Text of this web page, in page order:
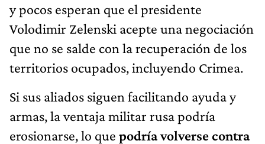
y pocos esperan que el presidente
Volodimir Zelenski acepte una negociación
que no se salde con la recuperación de los
territorios ocupados, incluyendo Crimea.
Si sus aliados siguen facilitando ayuda y
armas, la ventaja militar rusa podría
erosionarse, lo que podría volverse contra